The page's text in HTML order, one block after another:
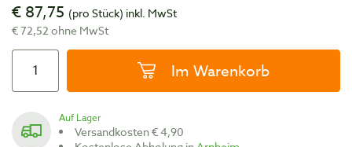
€ 87,75 (pro Stück) inkl. MwSt
€ 72,52 ohne MwSt
Im Warenkorb
Auf Lager
Versandkosten € 4,90